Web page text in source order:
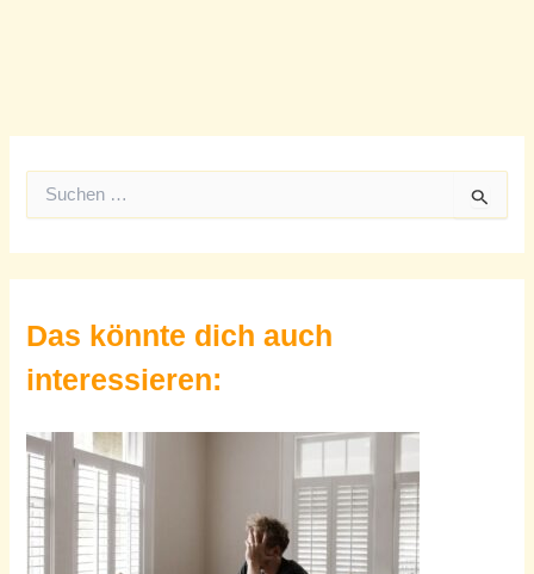
u
n
c
:
Das könnte dich auch
interessieren: